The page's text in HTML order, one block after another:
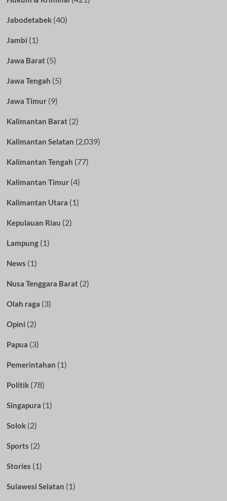
Jabodetabek(40)
Jambi (1)
Jawa Barat(5)
Jawa Tengah (5)
Jawa Timur(9)
Kalimantan Barat(2)
Kalimantan Selatan (2,039)
Kalimantan Tengah (77)
Kalimantan Timur(4)
Kalimantan Utara (1)
Kepulauan Riau (2)
Lampung(1)
News (1)
Nusa Tenggara Barat(2)
Olah raga (3)
Opini (2)
Papua (3)
Pemerintahan (1)
Politik(78)
Singapura (1)
Solok(2)
Sports (2)
Stories (1)
Sulawesi Selatan (1)